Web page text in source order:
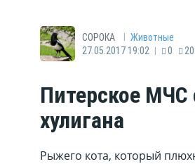
СОРОКА | Животные
27.05.2017 19:02 | 0
Питерское МЧС
хулигана
Рыжего кота, который